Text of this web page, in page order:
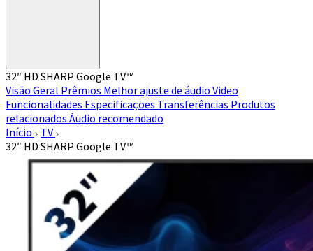
32″ HD SHARP Google TV™
Visão Geral Prêmios Melhor ajuste de áudio Video
Funcionalidades Especificações Transferências Produtos
relacionados Áudio recomendado
Início
TV
32″ HD SHARP Google TV™